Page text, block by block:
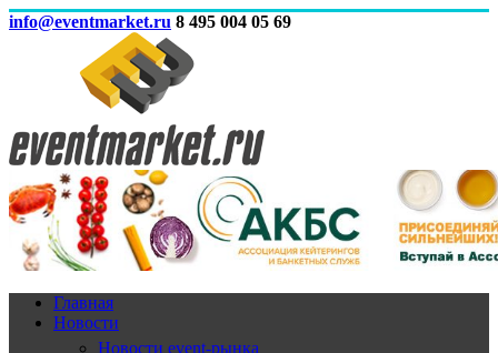
info@eventmarket.ru 8 495 004 05 69
Главная
Новости
Новости event-рынка